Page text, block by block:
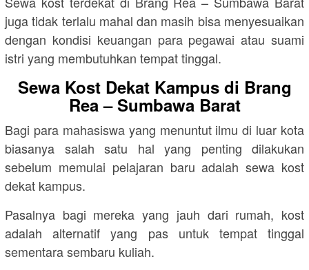
juga tidak terlalu mahal dan masih bisa menyesuaikan
dengan kondisi keuangan para pegawai atau suami
istri yang membutuhkan tempat tinggal.
Sewa Kost Dekat Kampus di Brang
Rea – Sumbawa Barat
Bagi para mahasiswa yang menuntut ilmu di luar kota
biasanya salah satu hal yang penting dilakukan
sebelum memulai pelajaran baru adalah sewa kost
dekat kampus.
Pasalnya bagi mereka yang jauh dari rumah, kost
adalah alternatif yang pas untuk tempat tinggal
sementara sembaru kuliah.